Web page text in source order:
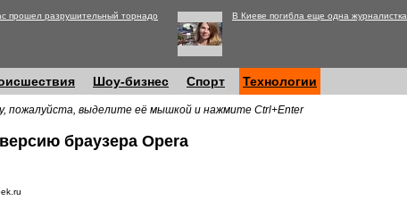
прошел разрушительный торнадо В Киеве погибла еще одна журналистка
Шоу-бизнес Спорт Технологии
пожалуйста, выделите её мышкой и нажмите Ctrl+Enter
браузера Opera